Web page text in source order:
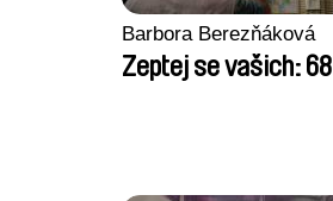
Barbora Berezňáková
Zeptej se vašich: 68